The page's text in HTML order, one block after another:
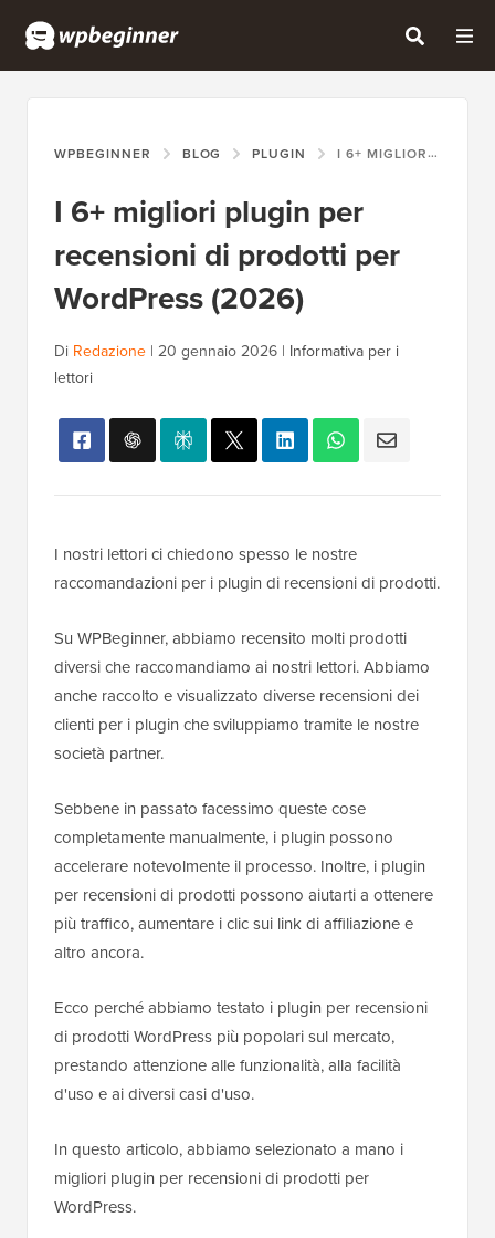
WPBEGINNER BLOG PLUGIN I 6+ MIGLIORI PLUGIN PER RECENSIONI DI PRODOTTI PER WORDPRESS (2026)
I 6+ migliori plugin per
recensioni di prodotti per
WordPress (2026)
Di Redazione | 20 gennaio 2026 | Informativa per i
lettori
I nostri lettori ci chiedono spesso le nostre
raccomandazioni per i plugin di recensioni di prodotti.
Su WPBeginner, abbiamo recensito molti prodotti
diversi che raccomandiamo ai nostri lettori. Abbiamo
anche raccolto e visualizzato diverse recensioni dei
clienti per i plugin che sviluppiamo tramite le nostre
società partner.
Sebbene in passato facessimo queste cose
completamente manualmente, i plugin possono
accelerare notevolmente il processo. Inoltre, i plugin
per recensioni di prodotti possono aiutarti a ottenere
più traffico, aumentare i clic sui link di affiliazione e
altro ancora.
Ecco perché abbiamo testato i plugin per recensioni
di prodotti WordPress più popolari sul mercato,
prestando attenzione alle funzionalità, alla facilità
d'uso e ai diversi casi d'uso.
In questo articolo, abbiamo selezionato a mano i
migliori plugin per recensioni di prodotti per
WordPress.